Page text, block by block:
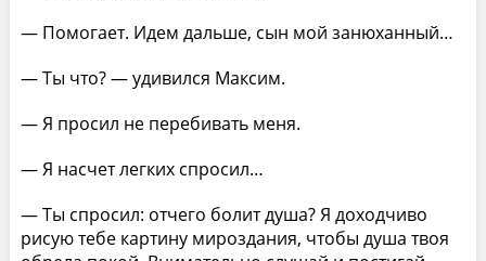
— Помогает. Идем дальше, сын мой занюханный…
— Ты что? — удивился Максим.
— Я просил не перебивать меня.
— Я насчет легких спросил…
— Ты спросил: отчего болит душа? Я доходчиво
рисую тебе картину мироздания, чтобы душа твоя